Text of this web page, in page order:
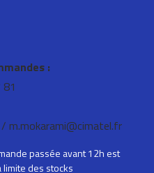
:
m.mokarami@cimatel.fr
passée avant 12h est
des stocks